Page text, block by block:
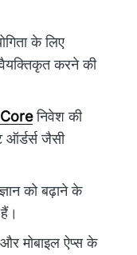
के लिए
करने की
निवेश की
ऑर्डर्स जैसी
को बढ़ाने के
मोबाइल ऐप्स के